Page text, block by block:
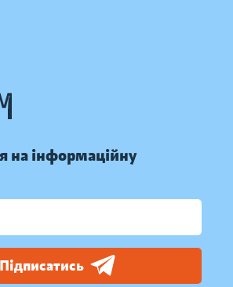
на інформаційну
Підписатись